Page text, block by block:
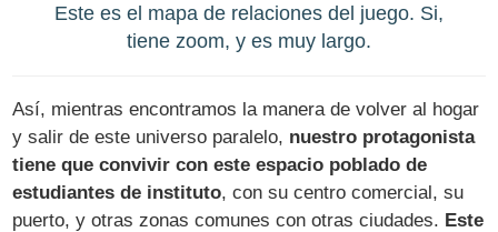
Este es el mapa de relaciones del juego. Si,
tiene zoom, y es muy largo.
Así, mientras encontramos la manera de volver al hogar
y salir de este universo paralelo, nuestro protagonista
tiene que convivir con este espacio poblado de
estudiantes de instituto, con su centro comercial, su
puerto, y otras zonas comunes con otras ciudades. Este